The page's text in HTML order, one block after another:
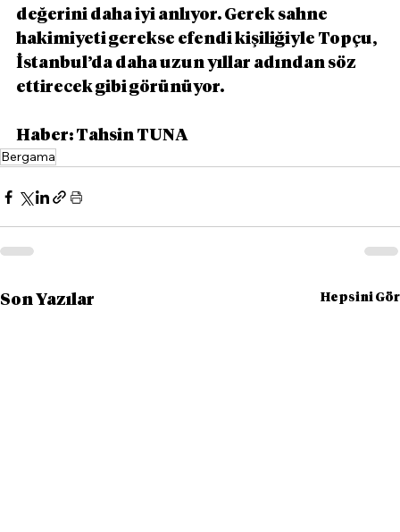
değerini daha iyi anlıyor. Gerek sahne
hakimiyeti gerekse efendi kişiliğiyle Topçu,
İstanbul’da daha uzun yıllar adından söz
ettirecek gibi görünüyor.
Haber: Tahsin TUNA
Bergama
Son Yazılar Hepsini Gör